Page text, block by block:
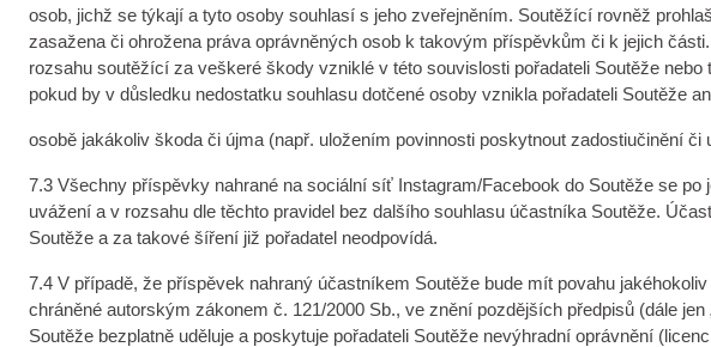
osob, jichž se týkají a tyto osoby souhlasí s jeho zveřejněním. Soutěžící rovněž
zasažena či ohrožena práva oprávněných osob k takovým příspěvkům či k jejich
rozsahu soutěžící za veškeré škody vzniklé v této souvislosti pořadateli Soutěže
pokud by v důsledku nedostatku souhlasu dotčené osoby vznikla pořadateli Soutěže
osobě jakákoliv škoda či újma (např. uložením povinnosti poskytnout zadostiučinění
7.3 Všechny příspěvky nahrané na sociální síť Instagram/Facebook do Soutěže se
uvážení a v rozsahu dle těchto pravidel bez dalšího souhlasu účastníka Soutěže.
Soutěže a za takové šíření již pořadatel neodpovídá.
7.4 V případě, že příspěvek nahraný účastníkem Soutěže bude mít povahu
chráněné autorským zákonem č. 121/2000 Sb., ve znění pozdějších předpisů (dále
Soutěže bezplatně uděluje a poskytuje pořadateli Soutěže nevýhradní oprávnění